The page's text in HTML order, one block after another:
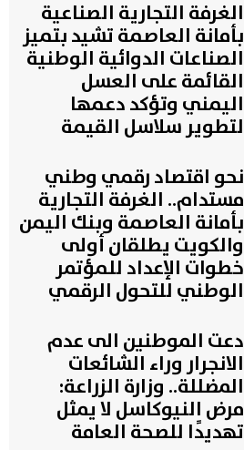
الغرفة التجارية الصناعية
بأمانة العاصمة تشيد بتميز
الصناعات الدوائية الوطنية
القائمة على العسل
اليمني وتؤكد دعمها
لتطوير سلاسل القيمة
نحو اقتصاد رقمي وطني
مستدام.. الغرفة التجارية
بأمانة العاصمة وبنك اليمن
والكويت يطلقان أولى
خطوات الإعداد للمؤتمر
الوطني للتحول الرقمي
دعت الموطنين الى عدم
الانجرار وراء الشائعات
المضللة.. وزارة الزراعة:
مرض النيوكاسل لا يمثل
تهديدًا للصحة العامة